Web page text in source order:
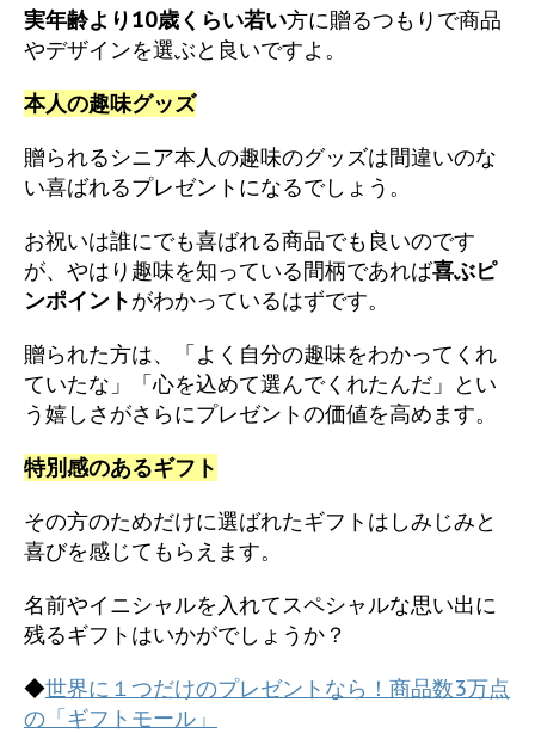
実年齢より10歳くらい若い方に贈るつもりで商品
やデザインを選ぶと良いですよ。
本人の趣味グッズ
贈られるシニア本人の趣味のグッズは間違いのな
い喜ばれるプレゼントになるでしょう。
お祝いは誰にでも喜ばれる商品でも良いのです
が、やはり趣味を知っている間柄であれば喜ぶピ
ンポイントがわかっているはずです。
贈られた方は、「よく自分の趣味をわかってくれ
ていたな」「心を込めて選んでくれたんだ」とい
う嬉しさがさらにプレゼントの価値を高めます。
特別感のあるギフト
その方のためだけに選ばれたギフトはしみじみと
喜びを感じてもらえます。
名前やイニシャルを入れてスペシャルな思い出に
残るギフトはいかがでしょうか？
◆世界に１つだけのプレゼントなら！商品数3万点
の「ギフトモール」